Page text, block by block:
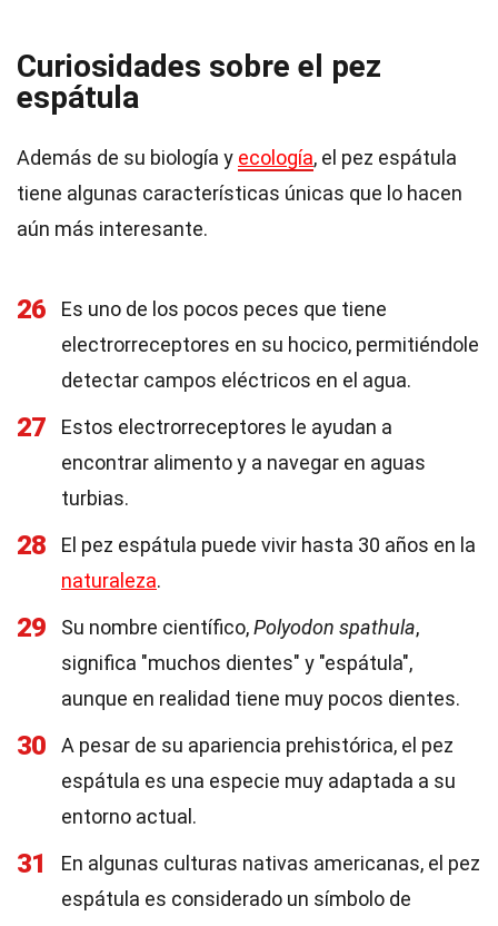
Curiosidades sobre el pez
espátula
Además de su biología y ecología, el pez espátula
tiene algunas características únicas que lo hacen
aún más interesante.
26
Es uno de los pocos peces que tiene
electrorreceptores en su hocico, permitiéndole
detectar campos eléctricos en el agua.
27
Estos electrorreceptores le ayudan a
encontrar alimento y a navegar en aguas
turbias.
28
El pez espátula puede vivir hasta 30 años en la
naturaleza.
29 Su nombre científico,Polyodon spathula,
significa "muchos dientes" y "espátula",
aunque en realidad tiene muy pocos dientes.
30
A pesar de su apariencia prehistórica, el pez
espátula es una especie muy adaptada a su
entorno actual.
31
En algunas culturas nativas americanas, el pez
espátula es considerado un símbolo de